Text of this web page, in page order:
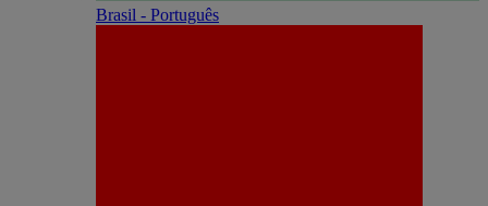
Brasil - Português